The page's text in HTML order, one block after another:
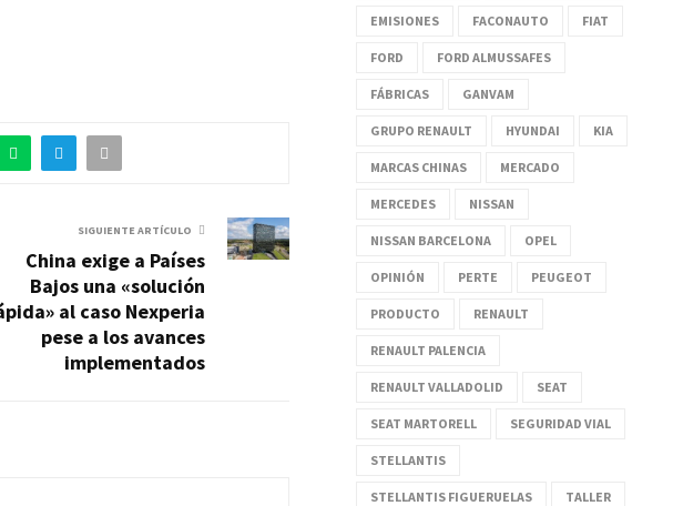
SIGUIENTE ARTÍCULO
China exige a Países
Bajos una «solución
al caso Nexperia
pese a los avances
implementados
EMISIONES FACONAUTO FIAT
FORD FORD ALMUSSAFES
FÁBRICAS GANVAM
GRUPO RENAULT HYUNDAI KIA
MARCAS CHINAS MERCADO
MERCEDES NISSAN
NISSAN BARCELONA OPEL
OPINIÓN PERTE PEUGEOT
PRODUCTO RENAULT
RENAULT PALENCIA
RENAULT VALLADOLID SEAT
SEAT MARTORELL SEGURIDAD VIAL
STELLANTIS
STELLANTIS FIGUERUELAS TALLER